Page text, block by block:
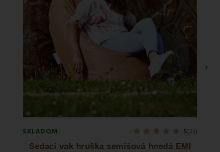
SKLADOM 5(2x)
Sedací vak hruška semišová hnedá EMI
›